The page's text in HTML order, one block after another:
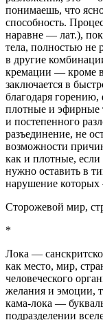
понимаешь, что
способность.
наравне — лат.),
тела, полностью не
в другие
кремации — кроме
заключается в
благодаря
плотные и эфирные
и постепенного
разъединение, не
возможности
как и плотные,
нужно оставить в
нарушение которых
Сторожевой мир,
*
Лока —
как место, мир,
человеческого
желания и эмоции,
кама-лока —
подразделении